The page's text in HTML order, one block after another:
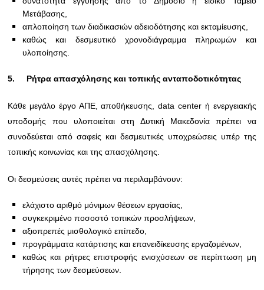
Μετάβασης,
απλοποίηση των διαδικασιών αδειοδότησης και εκταμίευσης,
καθώς και δεσμευτικό χρονοδιάγραμμα πληρωμών και
υλοποίησης.
5. Ρήτρα απασχόλησης και τοπικής ανταποδοτικότητας
Κάθε μεγάλο έργο ΑΠΕ, αποθήκευσης, data center ή ενεργειακής
υποδομής που υλοποιείται στη Δυτική Μακεδονία πρέπει να
συνοδεύεται από σαφείς και δεσμευτικές υποχρεώσεις υπέρ της
τοπικής κοινωνίας και της απασχόλησης.
Οι δεσμεύσεις αυτές πρέπει να περιλαμβάνουν:
ελάχιστο αριθμό μόνιμων θέσεων εργασίας,
συγκεκριμένο ποσοστό τοπικών προσλήψεων,
αξιοπρεπές μισθολογικό επίπεδο,
προγράμματα κατάρτισης και επανειδίκευσης εργαζομένων,
καθώς και ρήτρες επιστροφής ενισχύσεων σε περίπτωση μη
τήρησης των δεσμεύσεων.